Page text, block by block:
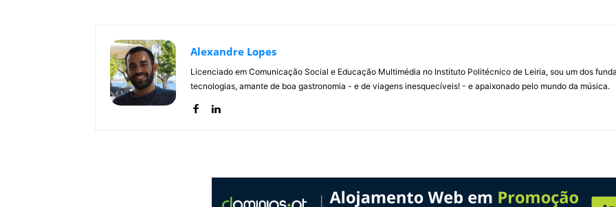
Alexandre Lopes
Licenciado em Comunicação Social e Educação Multimédia no Instituto Politécnico de Leiria, sou um dos
tecnologias, amante de boa gastronomia - e de viagens inesquecíveis! - e apaixonado pelo mundo da música.